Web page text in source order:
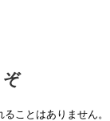
ぞ
ことはありません。